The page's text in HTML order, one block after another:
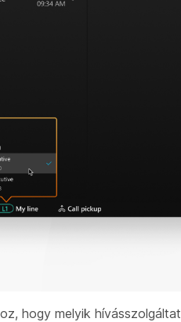
hogy melyik